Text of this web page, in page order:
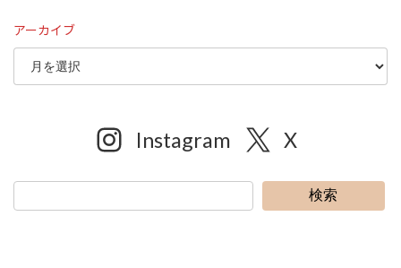
アーカイブ
Instagram X
検索